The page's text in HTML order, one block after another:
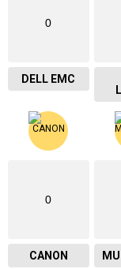
0
DELL EMC
0
CANON